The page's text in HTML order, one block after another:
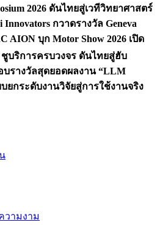
2026 ดันไทยสู่เวทีวิทยาศาสตร์
กวาดรางวัล Geneva
AION บุก Motor Show 2026 เปิด
ชูบริการครบวงจร ดันไทยสู่ฮับ
บรางวัลสุดยอดผลงาน “LLM
ยกระดับงานวิจัยสู่การใช้งานจริง
วามงาม